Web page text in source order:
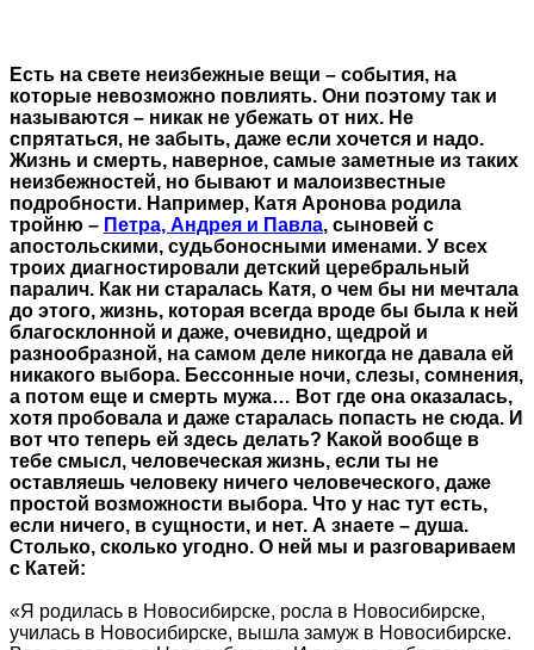
Есть на свете неизбежные вещи – события, на
которые невозможно повлиять. Они поэтому так и
называются – никак не убежать от них. Не
спрятаться, не забыть, даже если хочется и надо.
Жизнь и смерть, наверное, самые заметные из таких
неизбежностей, но бывают и малоизвестные
подробности. Например, Катя Аронова родила
тройню – Петра, Андрея и Павла, сыновей с
апостольскими, судьбоносными именами. У всех
троих диагностировали детский церебральный
паралич. Как ни старалась Катя, о чем бы ни мечтала
до этого, жизнь, которая всегда вроде бы была к ней
благосклонной и даже, очевидно, щедрой и
разнообразной, на самом деле никогда не давала ей
никакого выбора. Бессонные ночи, слезы, сомнения,
а потом еще и смерть мужа… Вот где она оказалась,
хотя пробовала и даже старалась попасть не сюда. И
вот что теперь ей здесь делать? Какой вообще в
тебе смысл, человеческая жизнь, если ты не
оставляешь человеку ничего человеческого, даже
простой возможности выбора. Что у нас тут есть,
если ничего, в сущности, и нет. А знаете – душа.
Столько, сколько угодно. О ней мы и разговариваем
с Катей:
«Я родилась в Новосибирске, росла в Новосибирске,
училась в Новосибирске, вышла замуж в Новосибирске.